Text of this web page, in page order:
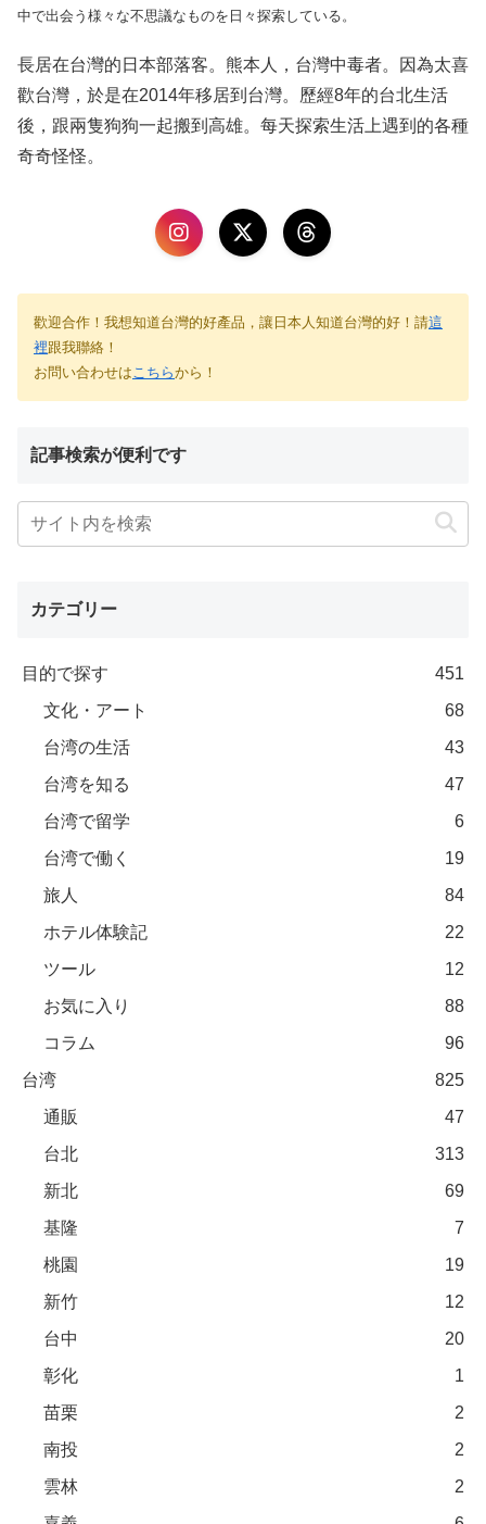
中で出会う様々な不思議なものを日々探索している。
長居在台灣的日本部落客。熊本人，台灣中毒者。因為太喜
歡台灣，於是在2014年移居到台灣。歷經8年的台北生活
後，跟兩隻狗狗一起搬到高雄。每天探索生活上遇到的各種
奇奇怪怪。
歡迎合作！我想知道台灣的好產品，讓日本人知道台灣的好！請這
裡跟我聯絡！
お問い合わせは こちらから！
記事検索が便利です
カテゴリー
目的で探す
451
文化・アート
68
台湾の生活
43
台湾を知る
47
台湾で留学
6
台湾で働く
19
旅人
84
ホテル体験記
22
ツール
12
お気に入り
88
コラム
96
台湾
825
通販
47
台北
313
新北
69
基隆
7
桃園
19
新竹
12
台中
20
彰化
1
苗栗
2
南投
2
雲林
2